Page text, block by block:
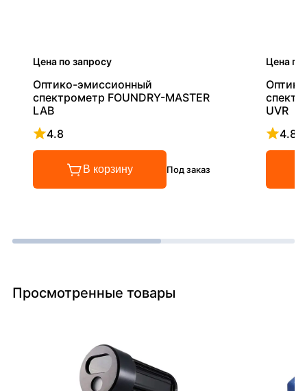
Цена по запросу
Оптико-эмиссионный
спектрометр FOUNDRY-MASTER
LAB
4.8
Рейтинг 4.8 из 5
В корзину Под заказ
Цена по
UVR
4.8
Просмотренные товары